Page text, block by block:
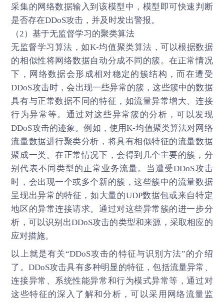
采集的网络数据输入到该模型中，模型即可快速判断
是否存在DDoS攻击，并及时发出警报。
（2）基于无监督学习的聚类算法
无监督学习算法，如K-均值聚类算法，可以根据数据
的相似性将网络数据自动分成不同的簇。在正常情况
下，网络数据会形成相对稳定的簇结构，而在遭受
DDoS攻击时，会出现一些异常的簇，这些簇中的数据
具有与正常数据不同的特征，如流量异常增大、连接
行为异常等。通过对这些异常簇的分析，可以发现
DDoS攻击的迹象。例如，使用K-均值聚类算法对网络
流量数据进行聚类分析，将具有相似特征的流量数据
聚成一类。在正常情况下，会得到几个主要的簇，分
别代表不同类型的正常业务流量。当遭受DDoS攻击
时，会出现一个或多个新的簇，这些簇中的流量数据
呈现出异常的特征，如大量的UDP数据包或来自特定
地区的异常连接请求。通过对这些异常簇的进一步分
析，可以识别出DDoS攻击的类型和来源，采取相应的
应对措施。
以上就是有关“DDoS攻击的特征与识别方法”的介绍
了。DDoS攻击具有多种明显的特征，包括流量异常、
连接异常、系统性能异常和行为模式异常等，通过对
这些特征的深入了解和分析，可以采用网络流量监